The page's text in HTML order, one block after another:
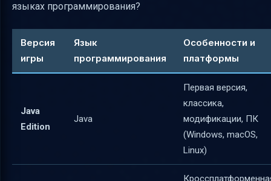
языках программирования?
Версия
игры
Язык
программирования
Особенности и
платформы
Java
Edition
Java
Первая версия,
классика,
модификации, ПК
(Windows, macOS,
Linux)